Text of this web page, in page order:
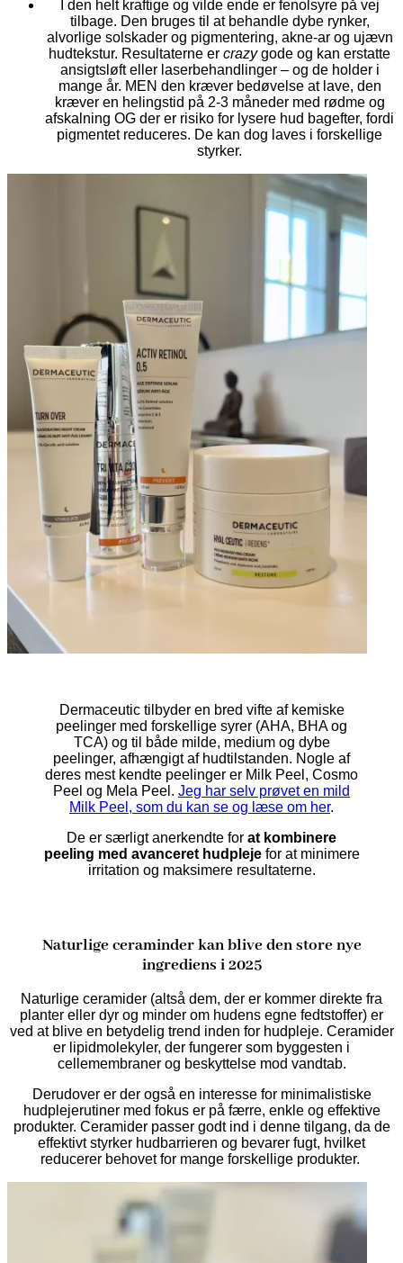
I den helt kraftige og vilde ende er fenolsyre på vej
tilbage. Den bruges til at behandle dybe rynker,
alvorlige solskader og pigmentering, akne-ar og ujævn
hudtekstur. Resultaterne er crazygode og kan erstatte
ansigtsløft eller laserbehandlinger – og de holder i
mange år. MEN den kræver bedøvelse at lave, den
kræver en helingstid på 2-3 måneder med rødme og
afskalning OG der er risiko for lysere hud bagefter, fordi
pigmentet reduceres. De kan dog laves i forskellige
styrker.
Dermaceutic tilbyder en bred vifte af kemiske
peelinger med forskellige syrer (AHA, BHA og
TCA) og til både milde, medium og dybe
peelinger, afhængigt af hudtilstanden. Nogle af
deres mest kendte peelinger er Milk Peel, Cosmo
Peel og Mela Peel. Jeg har selv prøvet en mild
Milk Peel, som du kan se og læse om her.
De er særligt anerkendte for at kombinere
peeling med avanceret hudplejefor at minimere
irritation og maksimere resultaterne.
Naturlige ceraminder kan blive den store nye
ingrediens i 2025
Naturlige ceramider (altså dem, der er kommer direkte fra
planter eller dyr og minder om hudens egne fedtstoffer) er
ved at blive en betydelig trend inden for hudpleje. Ceramider
er lipidmolekyler, der fungerer som byggesten i
cellemembraner og beskyttelse mod vandtab.
Derudover er der også en interesse for minimalistiske
hudplejerutiner med fokus er på færre, enkle og effektive
produkter. Ceramider passer godt ind i denne tilgang, da de
effektivt styrker hudbarrieren og bevarer fugt, hvilket
reducerer behovet for mange forskellige produkter. ​